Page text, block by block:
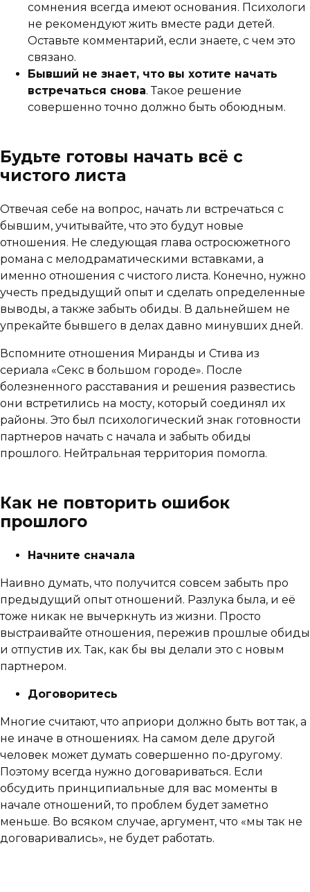
сомнения всегда имеют основания. Психологи
не рекомендуют жить вместе ради детей.
Оставьте комментарий, если знаете, с чем это
связано.
Бывший не знает, что вы хотите начать
встречаться снова. Такое решение
совершенно точно должно быть обоюдным.
Будьте готовы начать всё с
чистого листа
Отвечая себе на вопрос, начать ли встречаться с
бывшим, учитывайте, что это будут новые
отношения. Не следующая глава остросюжетного
романа с мелодраматическими вставками, а
именно отношения с чистого листа. Конечно, нужно
учесть предыдущий опыт и сделать определенные
выводы, а также забыть обиды. В дальнейшем не
упрекайте бывшего в делах давно минувших дней.
Вспомните отношения Миранды и Стива из
сериала «Секс в большом городе». После
болезненного расставания и решения развестись
они встретились на мосту, который соединял их
районы. Это был психологический знак готовности
партнеров начать с начала и забыть обиды
прошлого. Нейтральная территория помогла.
Как не повторить ошибок
прошлого
Начните сначала
Наивно думать, что получится совсем забыть про
предыдущий опыт отношений. Разлука была, и её
тоже никак не вычеркнуть из жизни. Просто
выстраивайте отношения, пережив прошлые обиды
и отпустив их. Так, как бы вы делали это с новым
партнером.
Договоритесь
Многие считают, что априори должно быть вот так, а
не иначе в отношениях. На самом деле другой
человек может думать совершенно по-другому.
Поэтому всегда нужно договариваться. Если
обсудить принципиальные для вас моменты в
начале отношений, то проблем будет заметно
меньше. Во всяком случае, аргумент, что «мы так не
договаривались», не будет работать.